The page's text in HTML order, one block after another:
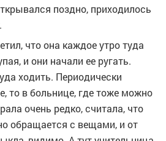
поздно, приходилось
что она каждое утро туда
и они начали ее ругать.
ходить. Периодически
то в больнице, где тоже можно
очень редко, считала, что
обращается с вещами, и от